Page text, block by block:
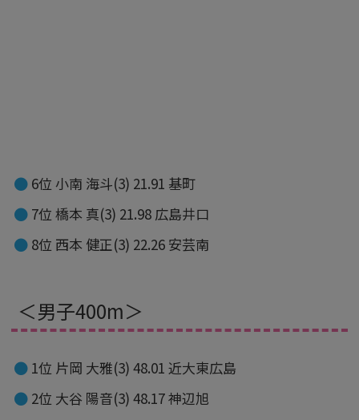
6位 小南 海斗(3) 21.91 基町
7位 橋本 真(3) 21.98 広島井口
8位 西本 健正(3) 22.26 安芸南
＜男子400m＞
1位 片岡 大雅(3) 48.01 近大東広島
2位 大谷 陽音(3) 48.17 神辺旭